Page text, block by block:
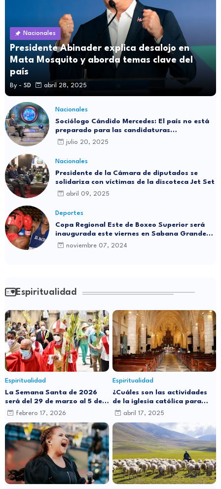
Nacionales
Presidente Abinader explica desalojo en
Mata Mosquito y aborda temas clave del
país
By - SD abril 28, 2025
Nacionales
Sociólogo Cándido Mercedes: El país no está
preparado para las candidaturas
independientes
julio 20, 2025
Nacionales
Presidente de la Cámara de diputados se
solidariza con víctimas de la discoteca Jet Set
abril 09, 2025
Deportes
Copa Regional Este de Boxeo Superior será
inaugurada este viernes en Sabana Grande
de Boyá
noviembre 07, 2024
Espiritualidad
Espiritualidad
La Semana Santa de 2026
será del 29 de marzo al 5 de
abril: ¿por qué cambia de
febrero 17, 2026
Espiritualidad
¿Cuáles son las actividades
de la iglesia católica para
este Jueves Santo?
abril 17, 2025